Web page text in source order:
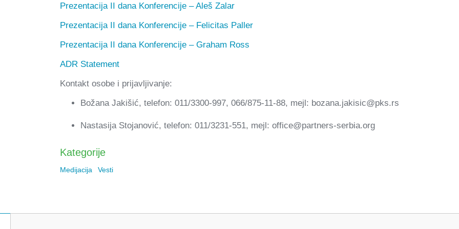
Prezentacija II dana Konferencije – Aleš Zalar
Prezentacija II dana Konferencije – Felicitas Paller
Prezentacija II dana Konferencije – Graham Ross
ADR Statement
Kontakt osobe i prijavljivanje:
Božana Jakišić, telefon: 011/3300-997, 066/875-11-88, mejl: bozana.jakisic@pks.rs
Nastasija Stojanović, telefon: 011/3231-551, mejl: office@partners-serbia.org
Kategorije
Medijacija Vesti